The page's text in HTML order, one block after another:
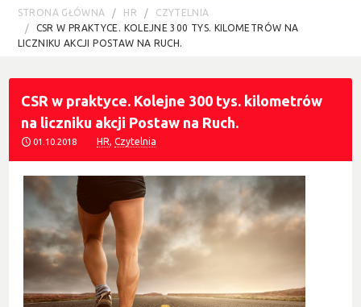
STRONA GŁÓWNA HR
CZYTELNIA
CSR W PRAKTYCE. KOLEJNE 300 TYS. KILOMETRÓW NA
LICZNIKU AKCJI POSTAW NA RUCH.
CSR w praktyce. Kolejne 300 tys. kilometrów
na liczniku akcji Postaw na Ruch.
01.10.2018 HR,Czytelnia